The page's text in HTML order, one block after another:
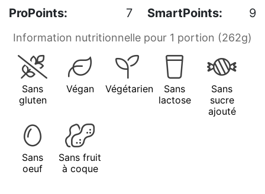
ProPoints:
7 SmartPoints: 9
Information nutritionnelle pour 1 portion (262g)
Sans
gluten
Végan Végétarien
Sans
lactose
Sans
sucre
ajouté
Sans
oeuf
Sans fruit
à coque